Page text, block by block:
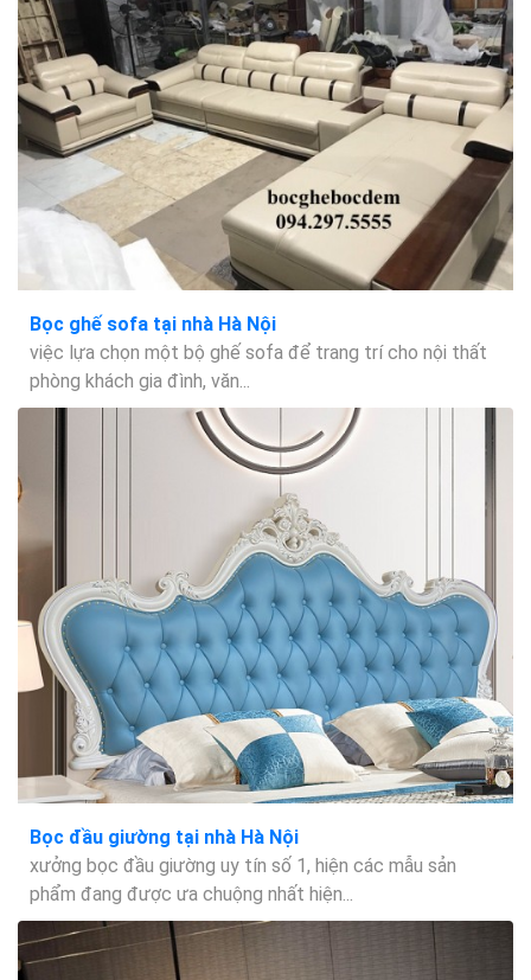
Bọc ghế sofa tại nhà Hà Nội
việc lựa chọn một bộ ghế sofa để trang trí cho nội thất
phòng khách gia đình, văn...
Bọc đầu giường tại nhà Hà Nội
xưởng bọc đầu giường uy tín số 1, hiện các mẫu sản
phẩm đang được ưa chuộng nhất hiện...